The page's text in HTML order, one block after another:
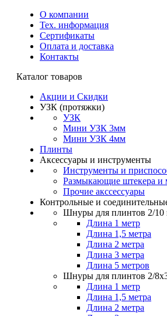
О компании
Тех. информация
Сертификаты
Оплата и доставка
Контакты
Каталог товаров
Акции и Скидки
УЗК (протяжки)
УЗК
Мини УЗК 3мм
Мини УЗК 4мм
Плинты
Аксессуары и инструменты
Инструменты и
Размыкающие штекера и
Прочие акссессуары
Контрольные и
Шнуры для плинтов 2/10
Длина 1 метр
Длина 1,5 метра
Длина 2 метра
Длина 3 метра
Длина 5 метров
Шнуры для плинтов 2/
Длина 1 метр
Длина 1,5 метра
Длина 2 метра